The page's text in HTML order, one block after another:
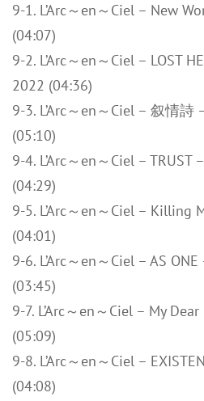
9-1. L’Arc～en～Ciel – New
(04:07)
9-2. L’Arc～en～Ciel – LOST
2022 (04:36)
9-3. L’Arc～en～Ciel – 叙情詩
(05:10)
9-4. L’Arc～en～Ciel – TRUST
(04:29)
9-5. L’Arc～en～Ciel – Killing
(04:01)
9-6. L’Arc～en～Ciel – AS
(03:45)
9-7. L’Arc～en～Ciel – My
(05:09)
9-8. L’Arc～en～Ciel –
(04:08)